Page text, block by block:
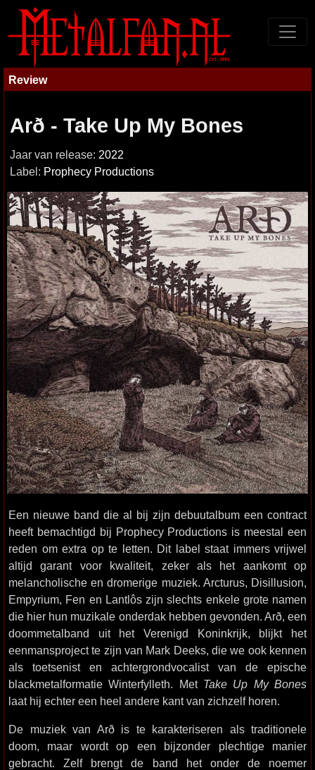
Review
Arð - Take Up My Bones
Jaar van release: 2022
Label: Prophecy Productions
Een nieuwe band die al bij zijn debuutalbum een contract
heeft bemachtigd bij Prophecy Productions is meestal een
reden om extra op te letten. Dit label staat immers vrijwel
altijd garant voor kwaliteit, zeker als het aankomt op
melancholische en dromerige muziek. Arcturus, Disillusion,
Empyrium, Fen en Lantlôs zijn slechts enkele grote namen
die hier hun muzikale onderdak hebben gevonden. Arð, een
doommetalband uit het Verenigd Koninkrijk, blijkt het
eenmansproject te zijn van Mark Deeks, die we ook kennen
als toetsenist en achtergrondvocalist van de epische
blackmetalformatie Winterfylleth. Met Take Up My Bones
laat hij echter een heel andere kant van zichzelf horen.
De muziek van Arð is te karakteriseren als traditionele
doom, maar wordt op een bijzonder plechtige manier
gebracht. Zelf brengt de band het onder de noemer